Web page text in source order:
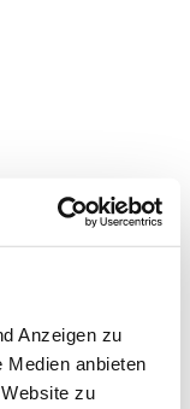
Anzeigen zu
Medien anbieten
zu